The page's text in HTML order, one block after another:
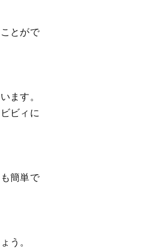
とがで
ます。
ビィに
簡単で
う。